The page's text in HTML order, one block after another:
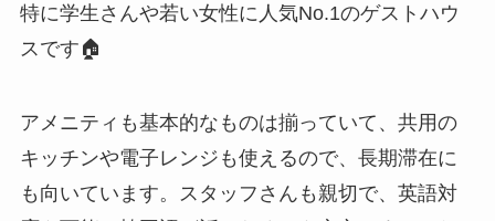
特に学生さんや若い女性に人気No.1のゲストハウ
スです🏠
アメニティも基本的なものは揃っていて、共用の
キッチンや電子レンジも使えるので、長期滞在に
も向いています。スタッフさんも親切で、英語対